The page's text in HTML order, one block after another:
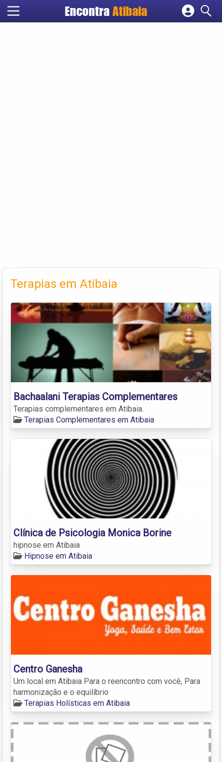
Encontra Atibaia
Terapias em Atibaia
Bachaalani Terapias Complementares
Terapias complementares em Atibaia.
Terapias Complementares em Atibaia
Clínica de Psicologia Monica Borine
hipnose em Atibaia
Hipnose em Atibaia
Centro Ganesha
Um local em Atibaia Para o reencontro com você, Para
harmonização e o equilíbrio
Terapias Holísticas em Atibaia